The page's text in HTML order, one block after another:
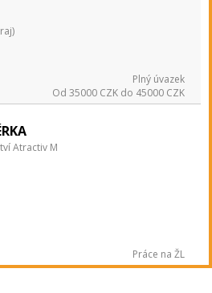
Plný úvazek
Od 35000 CZK do 45000 CZK
Atractiv M
Práce na ŽL